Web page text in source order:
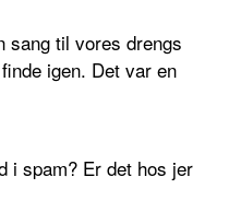
sang til vores drengs
igen. Det var en
i spam? Er det hos jer